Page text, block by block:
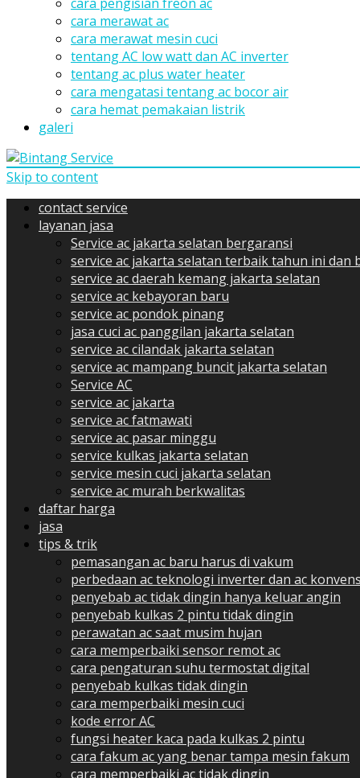
cara merawat ac
cara merawat mesin cuci
tentang AC low watt dan AC inverter
tentang ac plus water heater
cara mengatasi tentang ac bocor air
cara hemat pemakaian listrik
galeri
Skip to content
contact service
layanan jasa
Service ac jakarta selatan bergaransi
service ac jakarta selatan terbaik tahun ini dan
service ac daerah kemang jakarta selatan
service ac kebayoran baru
service ac pondok pinang
jasa cuci ac panggilan jakarta selatan
service ac cilandak jakarta selatan
service ac mampang buncit jakarta selatan
Service AC
service ac jakarta
service ac fatmawati
service ac pasar minggu
service kulkas jakarta selatan
service mesin cuci jakarta selatan
service ac murah berkwalitas
daftar harga
jasa
tips & trik
pemasangan ac baru harus di vakum
perbedaan ac teknologi inverter dan ac
penyebab ac tidak dingin hanya keluar angin
penyebab kulkas 2 pintu tidak dingin
perawatan ac saat musim hujan
cara memperbaiki sensor remot ac
cara pengaturan suhu termostat digital
penyebab kulkas tidak dingin
cara memperbaiki mesin cuci
kode error AC
fungsi heater kaca pada kulkas 2 pintu
cara fakum ac yang benar tampa mesin fakum
cara memperbaiki ac tidak dingin